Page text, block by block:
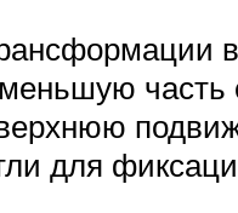
часть
для